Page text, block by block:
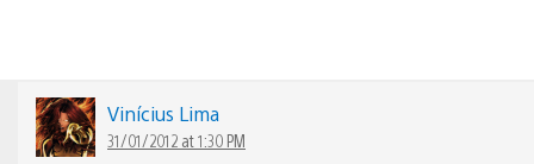
Vinícius Lima
31/01/2012 at 1:30 PM